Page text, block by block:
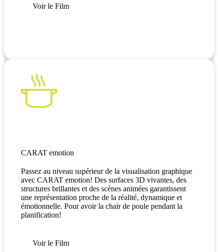
Voir le Film
CARAT emotion
Passez au niveau supérieur de la visualisation graphique
avec CARAT emotion! Des surfaces 3D vivantes, des
structures brillantes et des scènes animées garantissent
une représentation proche de la réalité, dynamique et
émotionnelle. Pour avoir la chair de poule pendant la
planification!
Voir le Film